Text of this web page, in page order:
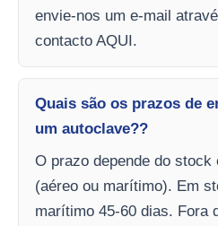
envie-nos um e-mail
contacto AQUI.
Quais são os prazos de
um autoclave??
O prazo depende do stock
(aéreo ou marítimo). Em
marítimo 45-60 dias. Fora